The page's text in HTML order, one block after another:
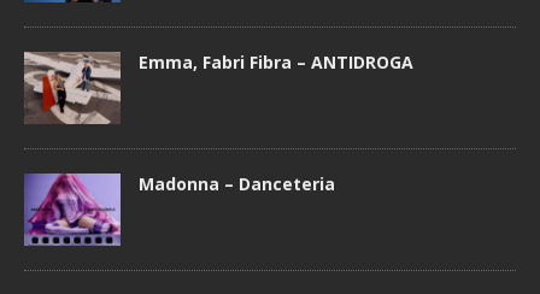
Emma, Fabri Fibra – ANTIDROGA
Madonna – Danceteria